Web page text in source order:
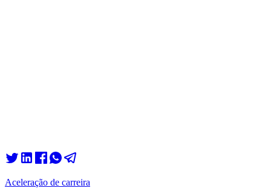
Aceleração de carreira